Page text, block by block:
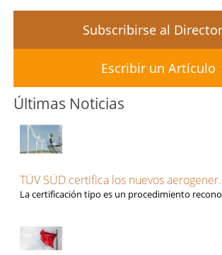
Subscribirse al
Escribir un Artículo
Últimas Noticias
TÜV SÜD certifica los nuevos
La certificación tipo es un procedimiento